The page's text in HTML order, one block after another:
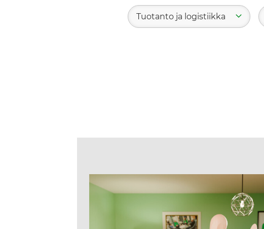
Tuotanto ja logistiikka